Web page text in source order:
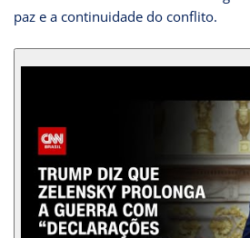
paz e a continuidade do conflito.